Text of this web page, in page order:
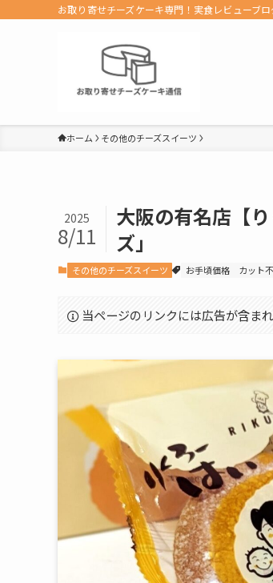
お取り寄せチーズケーキ専門！実食レビューブロ
ホーム その他のチーズスイーツ
大阪の有名店【
ズ」
2025
8/11
その他のチーズスイーツ お手頃価格 カット
当ページのリンクには広告が含まれ